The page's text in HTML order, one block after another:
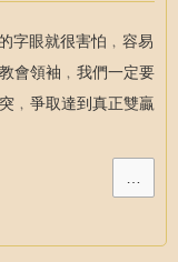
字眼就很害怕﹐容易
會領袖﹐我們一定要
﹐爭取達到真正雙贏
…